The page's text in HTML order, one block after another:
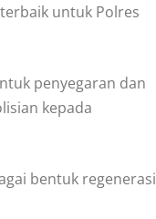
untuk Polres
penyegaran dan
kepada
bentuk regenerasi